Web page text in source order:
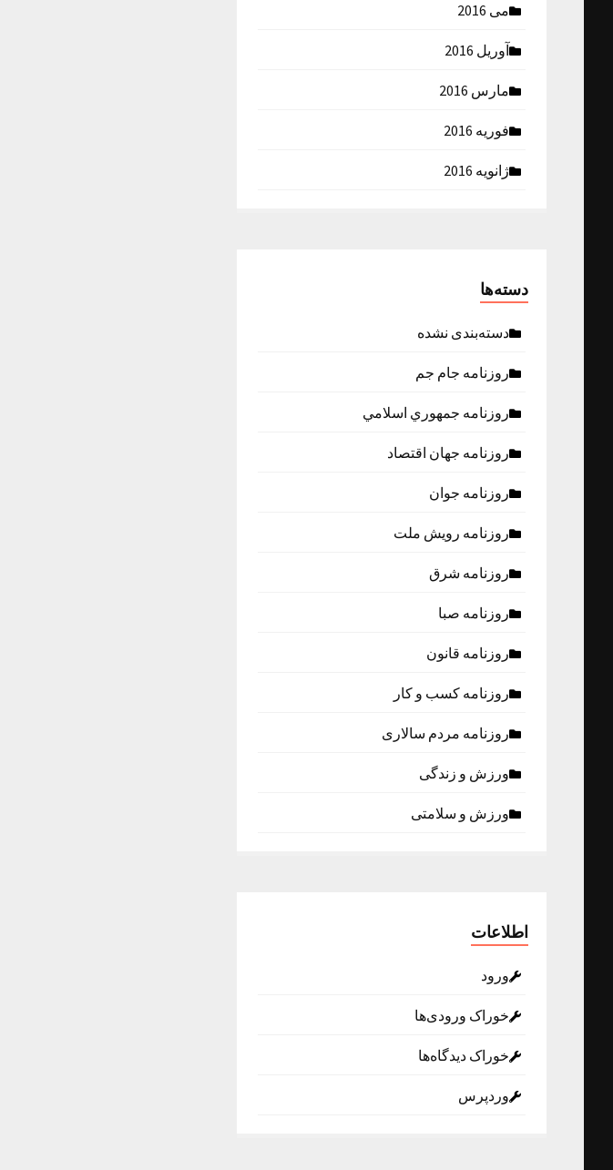
می 2016
آوریل 2016
مارس 2016
فوریه 2016
ژانویه 2016
دسته‌ها
دسته‌بندی نشده
روزنامه جام جم
روزنامه جمهوري اسلامي
روزنامه جهان اقتصاد
روزنامه جوان
روزنامه رویش ملت
روزنامه شرق
روزنامه صبا
روزنامه قانون
روزنامه كسب و كار
روزنامه مردم سالاری
ورزش و زندگی
ورزش و سلامتی
اطلاعات
ورود
خوراک ورودی‌ها
خوراک دیدگاه‌ها
وردپرس